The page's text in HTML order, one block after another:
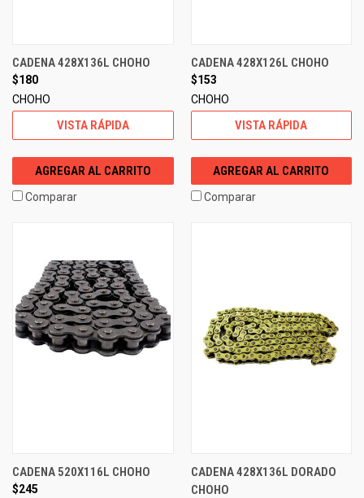
CADENA 428X136L CHOHO
$180
CHOHO
VISTA RÁPIDA
AGREGAR AL CARRITO
Comparar
CADENA 428X126L CHOHO
$153
CHOHO
VISTA RÁPIDA
AGREGAR AL CARRITO
Comparar
CADENA 520X116L CHOHO
$245
CADENA 428X136L DORADO
CHOHO